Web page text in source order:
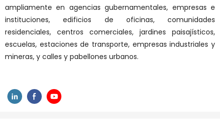
ampliamente en agencias gubernamentales, empresas e
instituciones, edificios de oficinas, comunidades
residenciales, centros comerciales, jardines paisajísticos,
escuelas, estaciones de transporte, empresas industriales y
mineras, y calles y pabellones urbanos.